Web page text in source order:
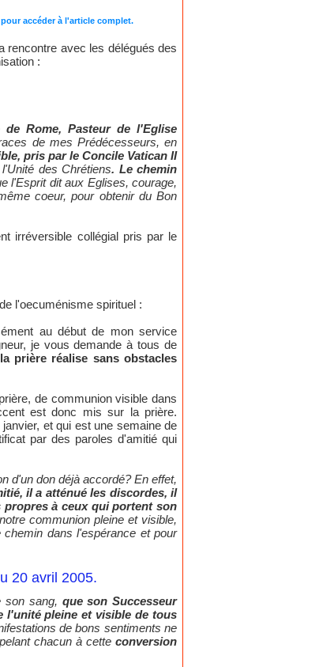
accéder à l'article complet.
rencontre avec les délégués des
:
de Rome, Pasteur de l'Eglise
de mes Prédécesseurs, en
pris par le Concile Vatican II
des Chrétiens. Le chemin
l'Esprit dit aux Eglises, courage,
coeur, pour obtenir du Bon
irréversible collégial pris par le
l'oecuménisme spirituel :
au début de mon service
je vous demande à tous de
prière réalise sans obstacles
de communion visible dans
est donc mis sur la prière.
et qui est une semaine de
par des paroles d'amitié qui
d'un don déjà accordé? En effet,
il a atténué les discordes, il
propres à ceux qui portent son
communion pleine et visible,
dans l'espérance et pour
20 avril 2005.
son sang, que son Successeur
l'unité pleine et visible de tous
de bons sentiments ne
chacun à cette conversion